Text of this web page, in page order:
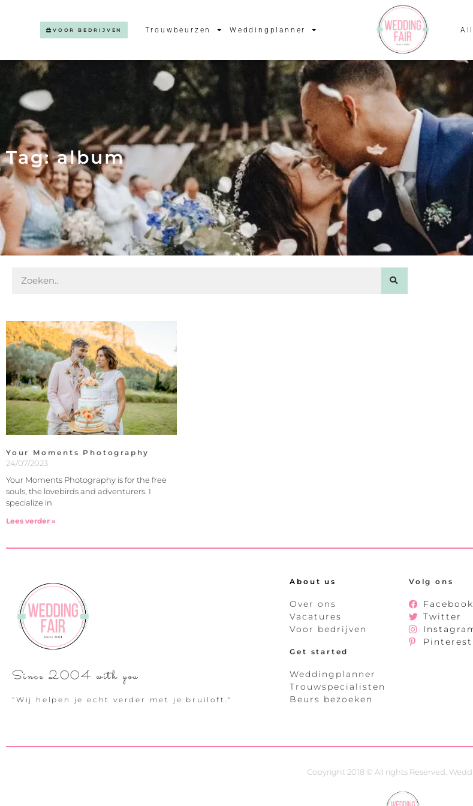
VOOR BEDRIJVEN Trouwbeurzen Weddingplanner
Tag: album
Your Moments Photography
24/07/2023
Your Moments Photography is for the free
souls, the lovebirds and adventurers. I
specialize in
Lees verder »
Since 2004 with you
"Wij helpen je echt verder met je bruiloft."
About us
Over ons
Vacatures
Voor bedrijven
Get started
Weddingplanner
Trouwspecialisten
Beurs bezoeken
Volg ons
Facebook
Twitter
Pinterest
Copyright 2018 © All rights Reserved.